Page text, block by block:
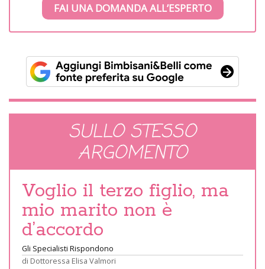
FAI UNA DOMANDA ALL’ESPERTO
SULLO STESSO
ARGOMENTO
Voglio il terzo figlio, ma
mio marito non è
d’accordo
Gli Specialisti Rispondono
di Dottoressa Elisa Valmori